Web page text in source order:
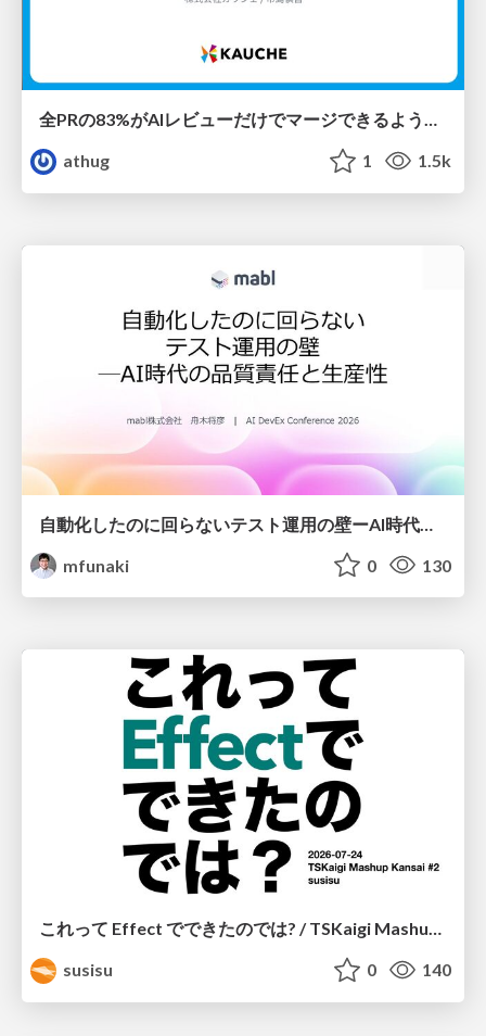
全PRの83%がAIレビューだけでマージできるようになった開発組織はその後どうなったか
athug
1 1.5k
mfunaki
0 130
これって Effect でできたのでは? / TSKaigi Mashup Kansai #2
susisu
0 140